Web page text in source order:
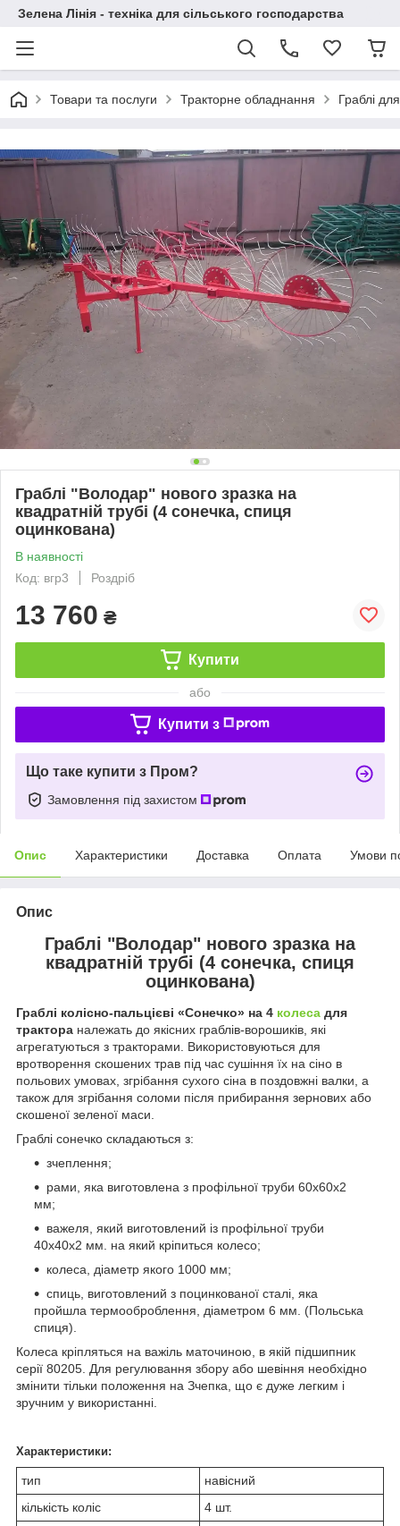
Зелена Лінія - техніка для сільського господарства
Товари та послуги Тракторне обладнання Граблі
Граблі "Володар" нового зразка на
квадратній трубі (4 сонечка, спиця
оцинкована)
В наявності
Код: вгр3
Роздріб
13 760 ₴
Купити
або
Купити з
Що таке купити з Пром?
Замовлення під захистом
Опис Характеристики Доставка Оплата Умови
Опис
Граблі "Володар" нового зразка на
квадратній трубі (4 сонечка, спиця
оцинкована)
Граблі колісно-пальцієві «Сонечко» на 4 колеса для
трактора належать до якісних граблів-ворошиків, які
агрегатуються з тракторами. Використовуються для
вротворення скошених трав під час сушіння їх на сіно в
польових умовах, згрібання сухого сіна в поздовжні валки, а
також для згрібання соломи після прибирання зернових або
скошеної зеленої маси.
Граблі сонечко складаються з:
зчеплення;
рами, яка виготовлена з профільної труби 60х60х2
мм;
важеля, який виготовлений із профільної труби
40х40х2 мм. на який кріпиться колесо;
колеса, діаметр якого 1000 мм;
спиць, виготовлений з поцинкованої сталі, яка
пройшла термооброблення, діаметром 6 мм. (Польська
спиця).
Колеса кріпляться на важіль маточиною, в якій підшипник
серії 80205. Для регулювання збору або шевіння необхідно
змінити тільки положення на Зчепка, що є дуже легким і
зручним у використанні.
Характеристики:
тип
навісний
кількість коліс
4 шт.